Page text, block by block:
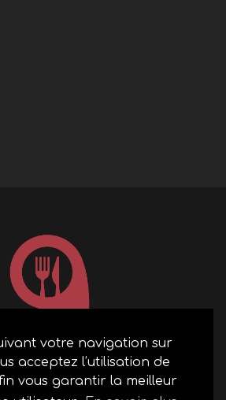
votre navigation sur
acceptez l’utilisation de
vous garantir la meilleur
ACCUEIL